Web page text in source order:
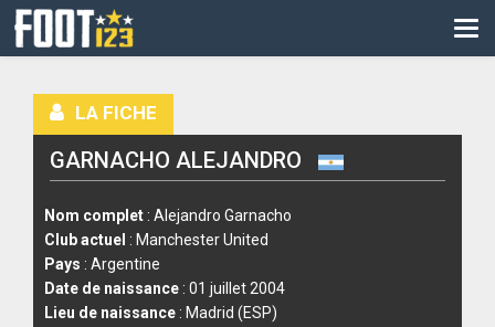
CM
LIGUE DES CHAMPIONS
PALMARÈS
LES DIRECTS
LA FICHE
GARNACHO ALEJANDRO
Nom complet : Alejandro Garnacho
Club actuel : Manchester United
Pays : Argentine
Date de naissance : 01 juillet 2004
Lieu de naissance : Madrid (ESP)